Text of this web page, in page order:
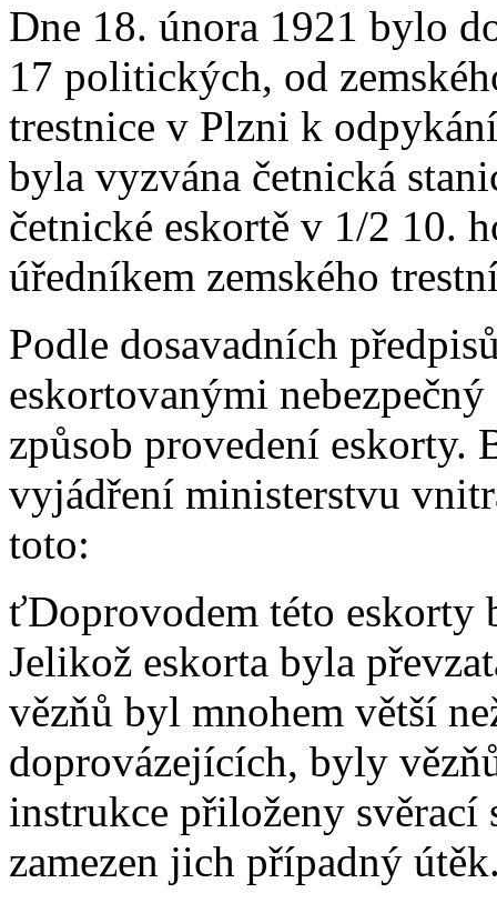
Dne 18. února 1921 bylo
17 politických, od
trestnice v Plzni k
byla vyzvána četnická
četnické eskortě v 1/2 10.
úředníkem zemského
Podle dosavadních
eskortovanými
způsob provedení eskorty.
vyjádření ministerstvu
toto:
ťDoprovodem této eskorty
Jelikož eskorta byla
vězňů byl mnohem větší
doprovázejících, byly
instrukce přiloženy
zamezen jich případný